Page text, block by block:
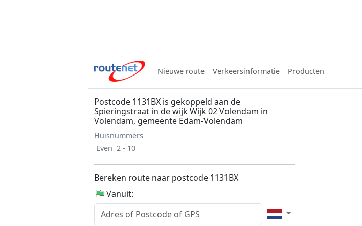
Nieuwe route Verkeersinformatie Producten
Postcode 1131BX is gekoppeld aan de
Spieringstraat in de wijk Wijk 02 Volendam in
Volendam, gemeente Edam-Volendam
Huisnummers
Even 2 - 10
Bereken route naar postcode 1131BX
Vanuit: